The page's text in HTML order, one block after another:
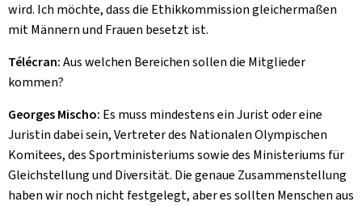
wird. Ich möchte, dass die Ethikkommission gleichermaßen
mit Männern und Frauen besetzt ist.
Télécran:Aus welchen Bereichen sollen die Mitglieder
kommen?
Georges Mischo: Es muss mindestens ein Jurist oder eine
Juristin dabei sein, Vertreter des Nationalen Olympischen
Komitees, des Sportministeriums sowie des Ministeriums für
Gleichstellung und Diversität. Die genaue Zusammenstellung
haben wir noch nicht festgelegt, aber es sollten Menschen aus